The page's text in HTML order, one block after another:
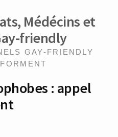
Médécins et
friendly
GAY-FRIENDLY
: appel